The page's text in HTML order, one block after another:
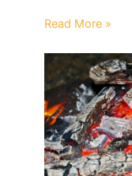
Read More »